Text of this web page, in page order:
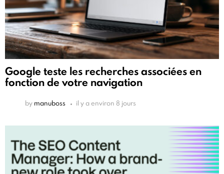
Google teste les recherches associées en
fonction de votre navigation
by manuboss il y a environ 8 jours